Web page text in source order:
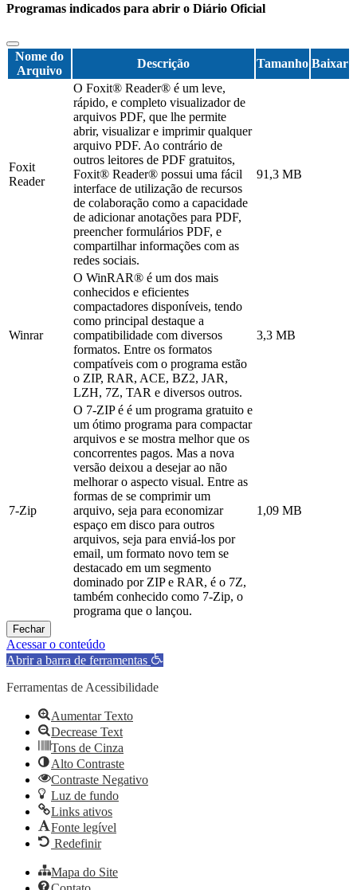
Programas indicados para abrir o Diário Oficial
Nome do
Arquivo
Descrição Tamanho Baixar
Foxit
Reader
O Foxit® Reader® é um leve,
rápido, e completo visualizador de
arquivos PDF, que lhe permite
abrir, visualizar e imprimir qualquer
arquivo PDF. Ao contrário de
outros leitores de PDF gratuitos,
Foxit® Reader® possui uma fácil
interface de utilização de recursos
de colaboração como a capacidade
de adicionar anotações para PDF,
preencher formulários PDF, e
compartilhar informações com as
redes sociais.
91,3 MB
Winrar
O WinRAR® é um dos mais
conhecidos e eficientes
compactadores disponíveis, tendo
como principal destaque a
compatibilidade com diversos
formatos. Entre os formatos
compatíveis com o programa estão
o ZIP, RAR, ACE, BZ2, JAR,
LZH, 7Z, TAR e diversos outros.
3,3 MB
7-Zip
O 7-ZIP é é um programa gratuito e
um ótimo programa para compactar
arquivos e se mostra melhor que os
concorrentes pagos. Mas a nova
versão deixou a desejar ao não
melhorar o aspecto visual. Entre as
formas de se comprimir um
arquivo, seja para economizar
espaço em disco para outros
arquivos, seja para enviá-los por
email, um formato novo tem se
destacado em um segmento
dominado por ZIP e RAR, é o 7Z,
também conhecido como 7-Zip, o
programa que o lançou.
1,09 MB
Fechar
Acessar o conteúdo
Abrir a barra de ferramentas
Ferramentas de Acessibilidade
Aumentar Texto
Decrease Text
Tons de Cinza
Alto Contraste
Contraste Negativo
Luz de fundo
Links ativos
Fonte legível
Redefinir
Mapa do Site